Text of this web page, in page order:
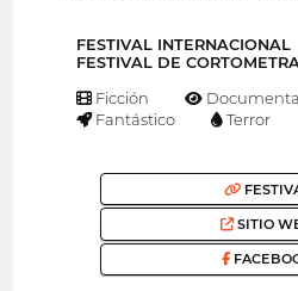
FESTIVAL INTERNACIONAL
FESTIVAL DE
Ficción
Fantástico
Terror
SITIO